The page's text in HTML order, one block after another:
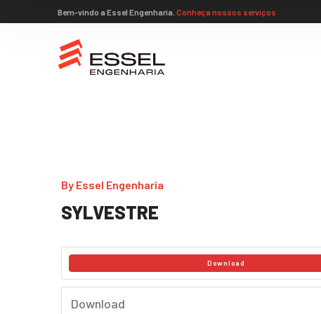
Bem-vindo a Essel Engenharia.Conheça nossos serviços
By Essel Engenharia
SYLVESTRE
Download
Download